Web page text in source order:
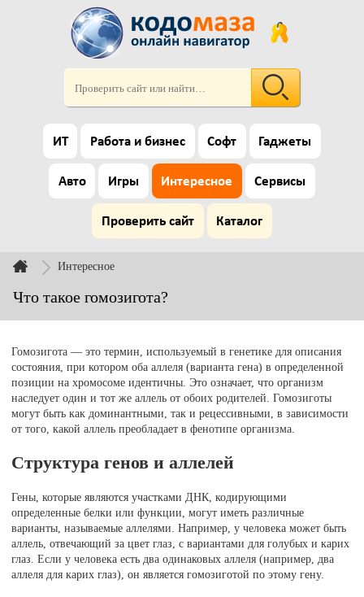
ИТ Работа и бизнес Софт Гаджеты
Авто Игры Интересное Сервисы
Проверить сайт Каталог
Интересное
Что такое гомозигота?
Гомозигота — это термин, используемый в генетике для описания
состояния, при котором оба аллеля (варианта гена) в определенной
позиции на хромосоме идентичны. Это означает, что организм
наследует один и тот же аллель от обоих родителей. Гомозиготы
могут быть как доминантными, так и рецессивными, в зависимости
от того, какой аллель преобладает в фенотипе организма.
Структура генов и аллелей
Гены, которые являются участками ДНК, кодирующими
определенные белки или функции, могут иметь различные
варианты, называемые аллелями. Например, у человека может быть
аллель, отвечающий за цвет глаз, с вариантами для голубых и карих
глаз. Если у человека есть два одинаковых аллеля (например, два
аллеля для карих глаз), он является гомозиготой по этому гену.